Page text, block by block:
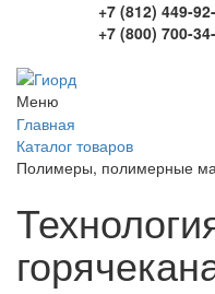
+7 (812) 449-
+7 (800) 700-
Меню
Главная
Каталог товаров
Полимеры, полимерные